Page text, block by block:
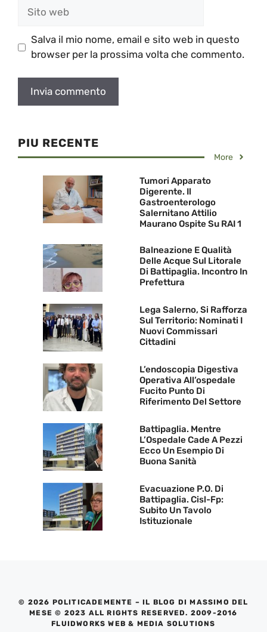
Salva il mio nome, email e sito web in questo
browser per la prossima volta che commento.
PIU RECENTE
More
Tumori Apparato
Digerente. Il
Gastroenterologo
Salernitano Attilio
Maurano Ospite Su RAI 1
Balneazione E Qualità
Delle Acque Sul Litorale
Di Battipaglia. Incontro In
Prefettura
Lega Salerno, Si Rafforza
Sul Territorio: Nominati I
Nuovi Commissari
Cittadini
L’endoscopia Digestiva
Operativa All’ospedale
Fucito Punto Di
Riferimento Del Settore
Battipaglia. Mentre
L’Ospedale Cade A Pezzi
Ecco Un Esempio Di
Buona Sanità
Evacuazione P.O. Di
Battipaglia. Cisl-Fp:
Subito Un Tavolo
Istituzionale
© 2026 POLITICADEMENTE – IL BLOG DI MASSIMO DEL
MESE © 2023 ALL RIGHTS RESERVED. 2009-2016
FLUIDWORKS WEB & MEDIA SOLUTIONS